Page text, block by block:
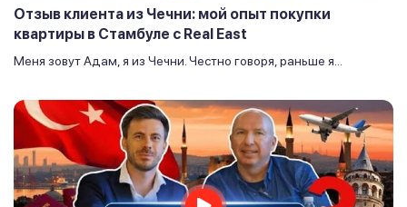
Отзыв клиента из Чечни: мой опыт покупки
квартиры в Стамбуле с Real East
Меня зовут Адам, я из Чечни. Честно говоря, раньше я...